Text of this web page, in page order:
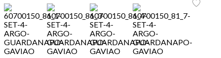
BAIXE O APP
10% OFF NA PRIMEIRA COMPRA*